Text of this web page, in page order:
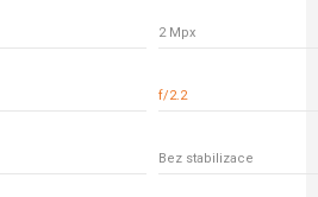
2 Mpx
f/2.2
Bez stabilizace